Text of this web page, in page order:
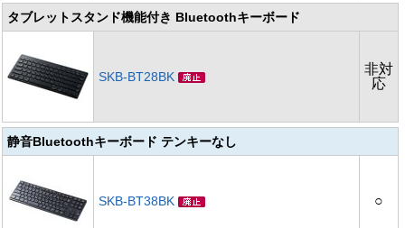
タブレットスタンド機能付き Bluetoothキーボード
SKB-BT28BK
非対
応
静音Bluetoothキーボード テンキーなし
SKB-BT38BK ○